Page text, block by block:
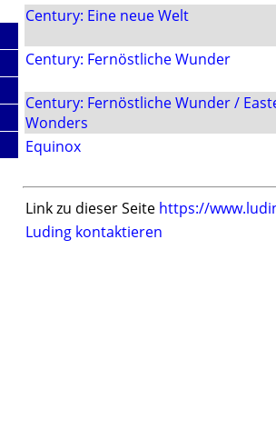
Century: Eine neue Welt
Century: Fernöstliche Wunder
Century: Fernöstliche Wunder /
Wonders
Equinox
Link zu dieser Seite https://
Luding kontaktieren